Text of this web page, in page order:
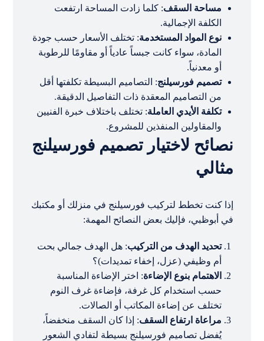
مساحة السقف: كلما زادت المساحة ارتفعت
الكلفة الإجمالية.
نوع المواد المستخدمة: تختلف الأسعار حسب جودة
المادة، سواء كانت جبساً عادياً أو مقاومًا للرطوبة
أو معدنياً.
تصميم فورسيلنج: التصاميم البسيطة تكلفتها أقل
من التصاميم المعقدة ذات التفاصيل الدقيقة.
تكلفة الأيدي العاملة: تختلف باختلاف خبرة الفنيين
والمقاولين المنفذين للمشروع.
نصائح لاختيار تصميم فورسيلنج
مثالي
إذا كنت تخطط لتركيب فورسيلنج في منزلك أو مكتبك
في أبوظبي، فإليك بعض النصائح المهمة:
تحديد الهدف من التركيب: هل الهدف جمالي بحت
أم وظيفي (عزل، إخفاء تمديدات)؟
الاهتمام بنوع الإضاءة: اختر الإضاءة المناسبة
حسب استخدام كل غرفة، فإضاءة غرف النوم
تختلف عن إضاءة المكاتب أو الصالات.
مراعاة ارتفاع السقف: إذا كان السقف منخفضاً،
يُفضل تصاميم فورسيلنج بسيطة لتفادي الشعور